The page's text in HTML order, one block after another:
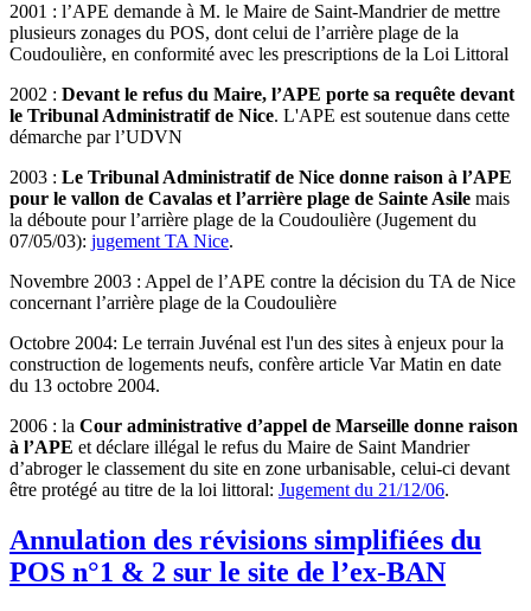
2001 : l’APE demande à M. le Maire de Saint-Mandrier de mettre
plusieurs zonages du POS, dont celui de l’arrière plage de la
Coudoulière, en conformité avec les prescriptions de la Loi Littoral
2002 : Devant le refus du Maire, l’APE porte sa requête devant
le Tribunal Administratif de Nice. L'APE est soutenue dans cette
démarche par l’UDVN
2003 : Le Tribunal Administratif de Nice donne raison à l’APE
pour le vallon de Cavalas et l’arrière plage de Sainte Asile mais
la déboute pour l’arrière plage de la Coudoulière (Jugement du
07/05/03): jugement TA Nice.
Novembre 2003 : Appel de l’APE contre la décision du TA de Nice
concernant l’arrière plage de la Coudoulière
Octobre 2004: Le terrain Juvénal est l'un des sites à enjeux pour la
construction de logements neufs, confère article Var Matin en date
du 13 octobre 2004.
2006 : la Cour administrative d’appel de Marseille donne raison
à l’APE et déclare illégal le refus du Maire de Saint Mandrier
d’abroger le classement du site en zone urbanisable, celui-ci devant
être protégé au titre de la loi littoral: Jugement du 21/12/06.
Annulation des révisions simplifiées du
POS n°1 & 2 sur le site de l’ex-BAN